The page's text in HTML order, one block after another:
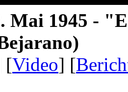
Mai 1945 -
[Video] [